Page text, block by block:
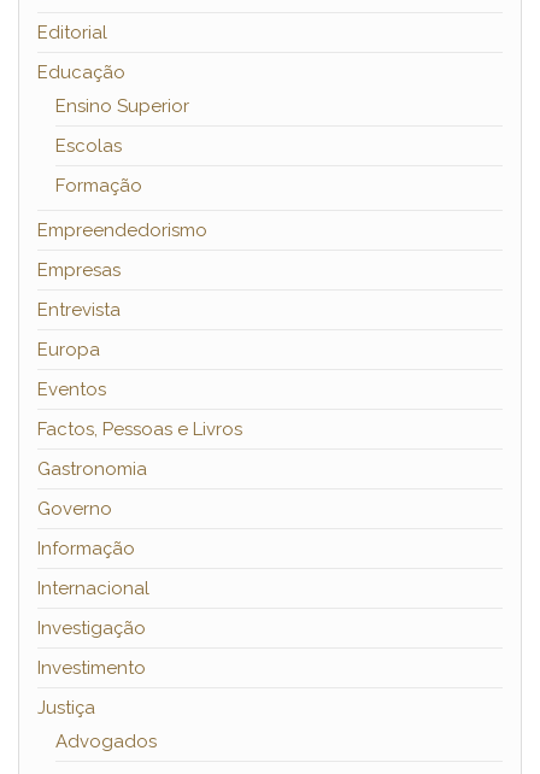
Editorial
Educação
Ensino Superior
Escolas
Formação
Empreendedorismo
Empresas
Entrevista
Europa
Eventos
Factos, Pessoas e Livros
Gastronomia
Governo
Informação
Internacional
Investigação
Investimento
Justiça
Advogados